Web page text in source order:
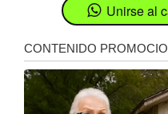
Unirse al